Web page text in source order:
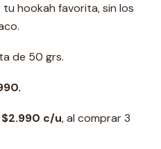
hookah favorita, sin los
de 50 grs.
c/u, al comprar 3